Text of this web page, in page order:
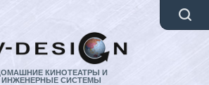
КИНОТЕАТРЫ И
ИНЖЕНЕРНЫЕ СИСТЕМЫ